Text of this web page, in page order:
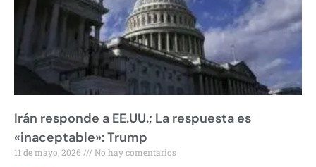
Irán responde a EE.UU.; La respuesta es
«inaceptable»: Trump
11 de mayo, 2026 No hay comentarios